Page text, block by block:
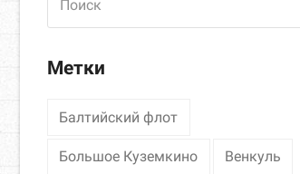
Метки
Балтийский флот
Большое Куземкино Венкуль